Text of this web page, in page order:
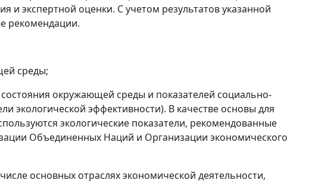
и экспертной оценки. С учетом результатов указанной
рекомендации.
среды;
окружающей среды и показателей социально-
экологической эффективности). В качестве основы для
экологические показатели, рекомендованные
Объединенных Наций и Организации экономического
основных отраслях экономической деятельности,